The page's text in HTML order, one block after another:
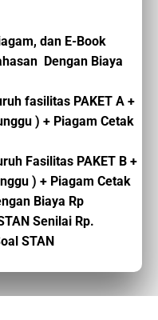
dan E-Book
Dengan Biaya
fasilitas PAKET A +
) + Piagam Cetak
Fasilitas PAKET B +
) + Piagam Cetak
Biaya Rp
Senilai Rp.
STAN